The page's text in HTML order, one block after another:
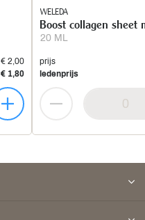
€ 2,00
€ 1,80
WELEDA
20 ML
Boost collagen sheet
prijs
ledenprijs